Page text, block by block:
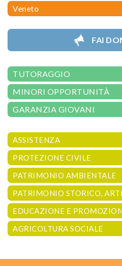
Veneto
FAI
TUTORAGGIO
MINORI OPPORTUNITÀ
GARANZIA GIOVANI
ASSISTENZA
PROTEZIONE CIVILE
PATRIMONIO AMBIENTALE
PATRIMONIO STORICO,
EDUCAZIONE E
AGRICOLTURA SOCIALE